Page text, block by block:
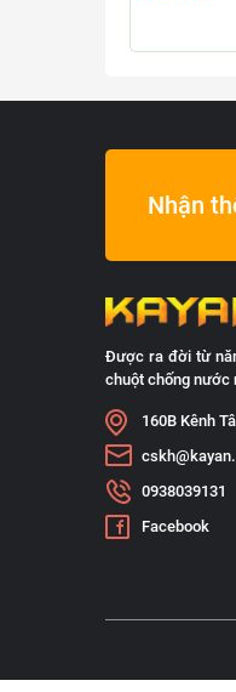
Nhận
Được ra đời từ
chuột chống nước
160B Kênh
0938039131
Facebook